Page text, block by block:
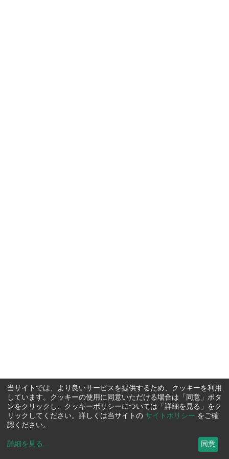
当サイトでは、より良いサービスを提供するため、クッキーを利用
しています。クッキーの使用に同意いただける場合は「同意」ボタ
ンをクリックし、クッキーポリシーについては「詳細を見る」をク
リックしてください。詳しくは当サイトの サイトポリシー をご確
認ください。
詳細を見る ... 同意